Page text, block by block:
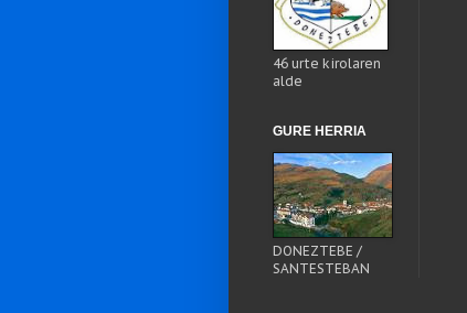
46 urte kirolaren
alde
GURE HERRIA
DONEZTEBE /
SANTESTEBAN